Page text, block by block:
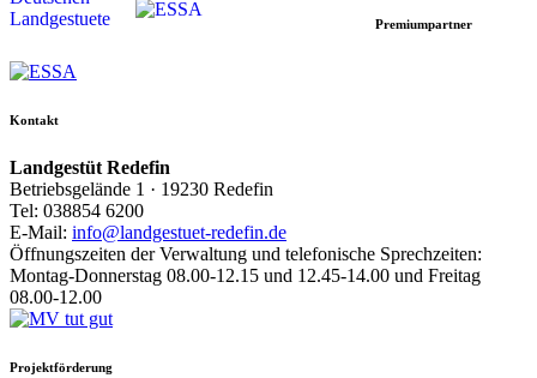
Premiumpartner
Kontakt
Landgestüt Redefin
Betriebsgelände 1 · 19230 Redefin
Tel: 038854 6200
E-Mail: info@landgestuet-redefin.de
Öffnungszeiten der Verwaltung und telefonische Sprechzeiten:
Montag-Donnerstag 08.00-12.15 und 12.45-14.00 und Freitag
08.00-12.00
Projektförderung